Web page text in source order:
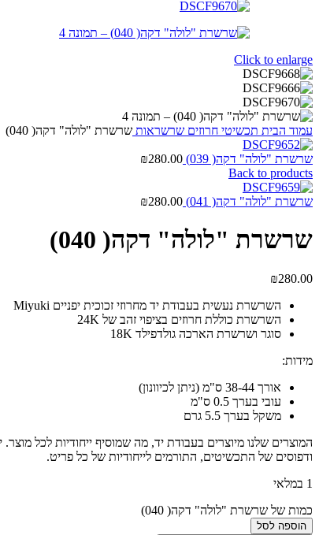
Click to enlarge
עמוד הבית תכשיטי חרוזים שרשראות שרשרת "לולה" דקה( 040)
שרשרת "לולה" דקה( 039) ₪280.00
Back to products
שרשרת "לולה" דקה( 041) ₪280.00
שרשרת "לולה" דקה( 040)
₪280.00
השרשרת נעשית בעבודת יד מחרוזי זכוכית יפניים Miyuki
השרשרת כוללת חרוזים בציפוי זהב של 24K
סוגר ושרשרת הארכה גולדפילד 18K
מידות:
אורך 38-44 ס"מ (ניתן לכיוונון)
עובי בערך 0.5 ס"מ
משקל בערך 5.5 גרם
המוצרים שלנו מיוצרים בעבודת יד, מה שמוסיף ייחודיות לכל
ודפוסים של התכשיטים, התורמים לייחודיות של כל פריט.
1 במלאי
כמות של שרשרת "לולה" דקה( 040)
הוספה לסל